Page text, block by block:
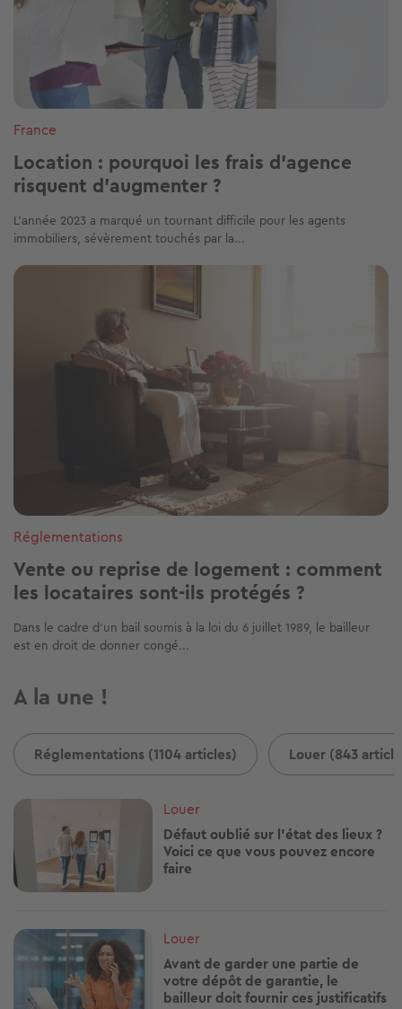
France
Location : pourquoi les frais d'agence
risquent d'augmenter ?
L'année 2023 a marqué un tournant difficile pour les agents
immobiliers, sévèrement touchés par la...
Image
Réglementations
Vente ou reprise de logement : comment
les locataires sont-ils protégés ?
Dans le cadre d’un bail soumis à la loi du 6 juillet 1989, le bailleur
est en droit de donner congé...
A la une !
Réglementations (1104 articles) Louer (843
Image
Louer
Défaut oublié sur l'état des lieux ?
Voici ce que vous pouvez encore
faire
Image
Louer
Avant de garder une partie de
votre dépôt de garantie, le
bailleur doit fournir ces justificatifs